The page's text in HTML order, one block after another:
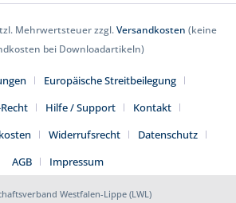
Mehrwertsteuer zzgl.Versandkosten (keine
bei Downloadartikeln)
Europäische Streitbeilegung
Hilfe / Support
Kontakt
Widerrufsrecht
Datenschutz
AGB
Impressum
Westfalen-Lippe (LWL)